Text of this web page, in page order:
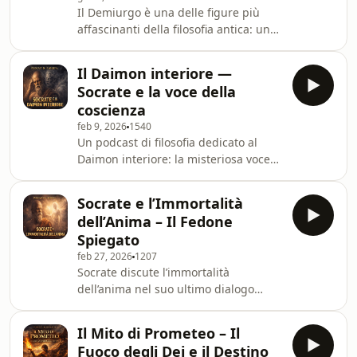
analizza il racconto in modo chiaro e
profondo, mettendo in luce la
dimensione emotiva e spirituale del
mito: la poten
Il Demiurgo è una delle figure più
affascinanti della filosofia antica: un
armonia. In questo podcast
esploriamo il significato filosofico del
Demiurgo, a partire dalla tradizione
platonica, per comprendere come
nasce l’idea di un’intelligenza che
organizza la materia senza coincidere
con un dio creatore
assoluto.Attraverso il Time
Il Daimon interiore —
Socrate e la voce della
coscienza
feb 9, 2026 1540
Un podcast di filosofia dedicato al
Daimon interiore: la misteriosa voce
errore. Analizziamo il concetto nel suo
contesto storico e filosofico,
distinguendolo da interpretazioni
mistiche moderne e riportandolo al
cuore dell’etica e della responsabilità
individuale.🏰 **Segui la Locanda
della Tormenta:**- YouTube →
[@LaLocandaDella
Socrate e l’Immortalità
dell’Anima – Il Fedone
Spiegato
feb 27, 2026 1207
Socrate discute l’immortalità
dell’anima nel suo ultimo dialogo
contesto della morte del filosofo e il
Il Mito di Prometeo – Il
Fuoco degli Dei e il Destino